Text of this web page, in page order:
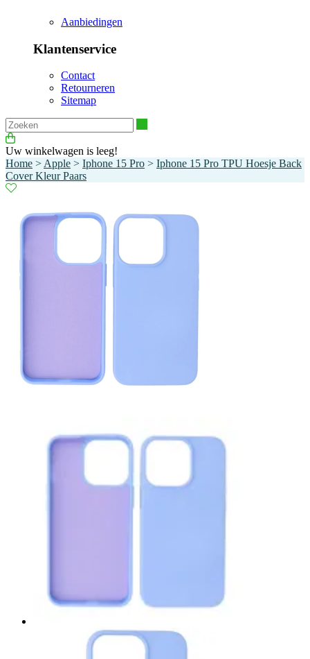
Aanbiedingen
Klantenservice
Contact
Retourneren
Sitemap
Uw winkelwagen is leeg!
Home > Apple > Iphone 15 Pro > Iphone 15 Pro TPU Hoesje Back
Cover Kleur Paars